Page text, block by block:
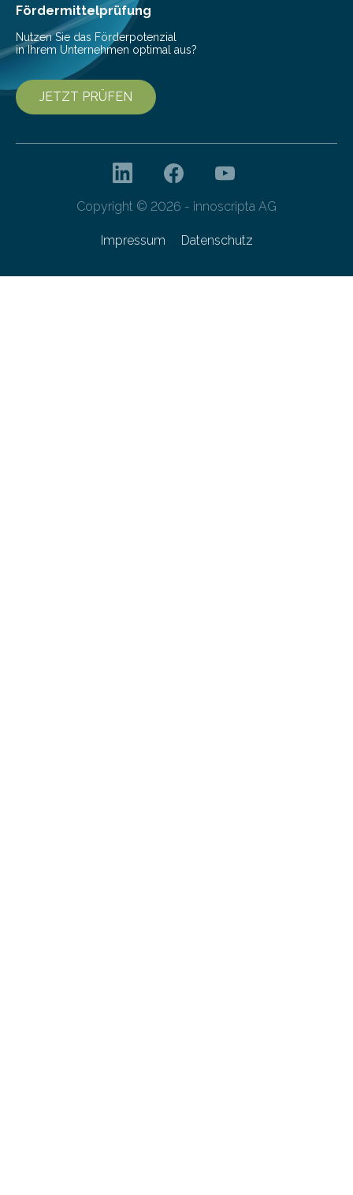
bis 16:00 Uhr, ein virtuelles Partnering Event zum
Forschungsprogramm „Datenrekonstruktion…
Fördermittelprüfung
Nutzen Sie das Förderpotenzial
in Ihrem Unternehmen optimal aus?
JETZT PRÜFEN
Copyright © 2026 - innoscripta AG
Impressum Datenschutz